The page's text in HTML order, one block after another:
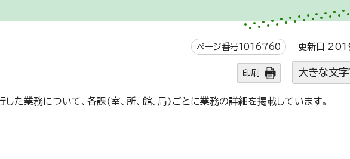
ページ番号1016760 更新日
印刷 大きな文
た業務について、各課(室、所、館、局)ごとに業務の詳細を掲載しています。